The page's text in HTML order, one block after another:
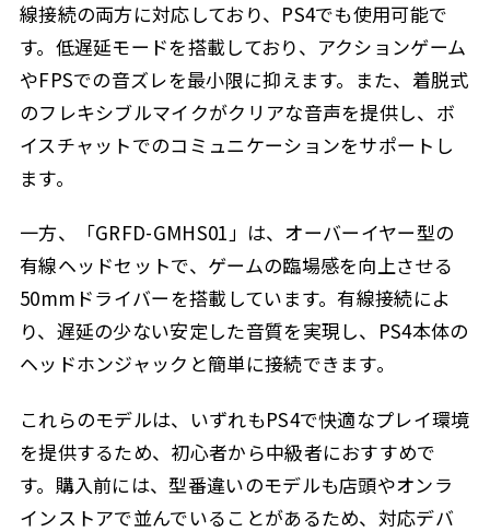
線接続の両方に対応しており、PS4でも使用可能で
す。低遅延モードを搭載しており、アクションゲーム
やFPSでの音ズレを最小限に抑えます。また、着脱式
のフレキシブルマイクがクリアな音声を提供し、ボ
イスチャットでのコミュニケーションをサポートし
ます。
一方、「GRFD-GMHS01」は、オーバーイヤー型の
有線ヘッドセットで、ゲームの臨場感を向上させる
50mmドライバーを搭載しています。有線接続によ
り、遅延の少ない安定した音質を実現し、PS4本体の
ヘッドホンジャックと簡単に接続できます。
これらのモデルは、いずれもPS4で快適なプレイ環境
を提供するため、初心者から中級者におすすめで
す。購入前には、型番違いのモデルも店頭やオンラ
インストアで並んでいることがあるため、対応デバ